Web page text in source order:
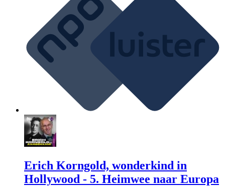
Erich Korngold, wonderkind in
Hollywood - 5. Heimwee naar Europa